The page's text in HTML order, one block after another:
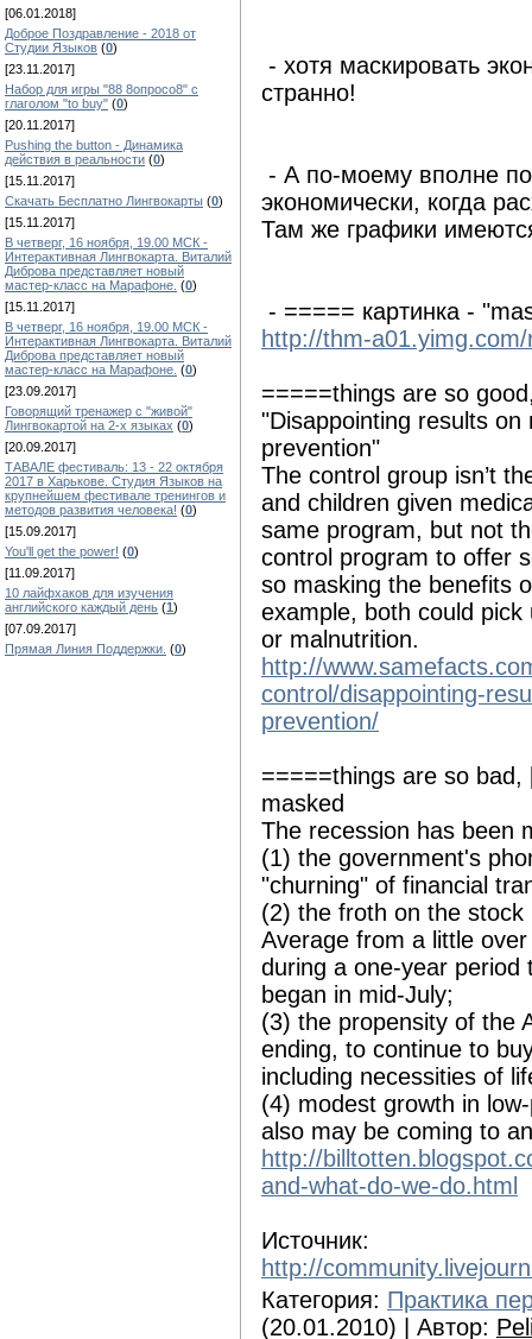
[06.01.2018]
Доброе Поздравление - 2018 от
Студии Языков (0)
[23.11.2017]
Набор для игры "88 8опросо8" с
глаголом "to buy" (0)
[20.11.2017]
Pushing the button - Динамика
действия в реальности (0)
[15.11.2017]
Скачать Бесплатно Лингвокарты (0)
[15.11.2017]
В четверг, 16 ноября, 19.00 МСК -
Интерактивная Лингвокарта. Виталий
Диброва представляет новый
мастер-класс на Марафоне. (0)
[15.11.2017]
В четверг, 16 ноября, 19.00 МСК -
Интерактивная Лингвокарта. Виталий
Диброва представляет новый
мастер-класс на Марафоне. (0)
[23.09.2017]
Говорящий тренажер с "живой"
Лингвокартой на 2-х языках (0)
[20.09.2017]
ТАВАЛЕ фестиваль: 13 - 22 октября
2017 в Харькове. Студия Языков на
крупнейшем фестивале тренингов и
методов развития человека! (0)
[15.09.2017]
You'll get the power! (0)
[11.09.2017]
10 лайфхаков для изучения
английского каждый день (1)
[07.09.2017]
Прямая Линия Поддержки. (0)
- хотя маскировать
странно!
- А по-моему вполне
экономически, когда
Там же графики
- ===== картинка -
http://thm-
=====things are so
"Disappointing results
prevention"
The control group isn’t
and children given
same program, but not
control program to offer
so masking the benefits
example, both could
or malnutrition.
http://
control/disappointing-
prevention/
=====things are so
masked
The recession has been
(1) the government's
"churning" of financial
(2) the froth on the
Average from a little
during a one-year period
began in mid-July;
(3) the propensity of the
ending, to continue to
including necessities of
(4) modest growth in
also may be coming to
http://
and-what-do-we-do.html
Источник:
http://
Категория: Практика
(20.01.2010) | Автор: